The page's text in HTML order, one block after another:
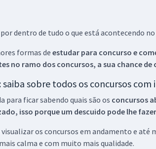
dentro de tudo o que está acontecendo
formas deestudar para concurso e
no ramo dos concursos, a sua chance
sobre todos os concursos com
para ficar sabendo quais são os concursos
isso porque um descuido pode lhe
os concursos em andamento e
calma e com muito mais qualidade.